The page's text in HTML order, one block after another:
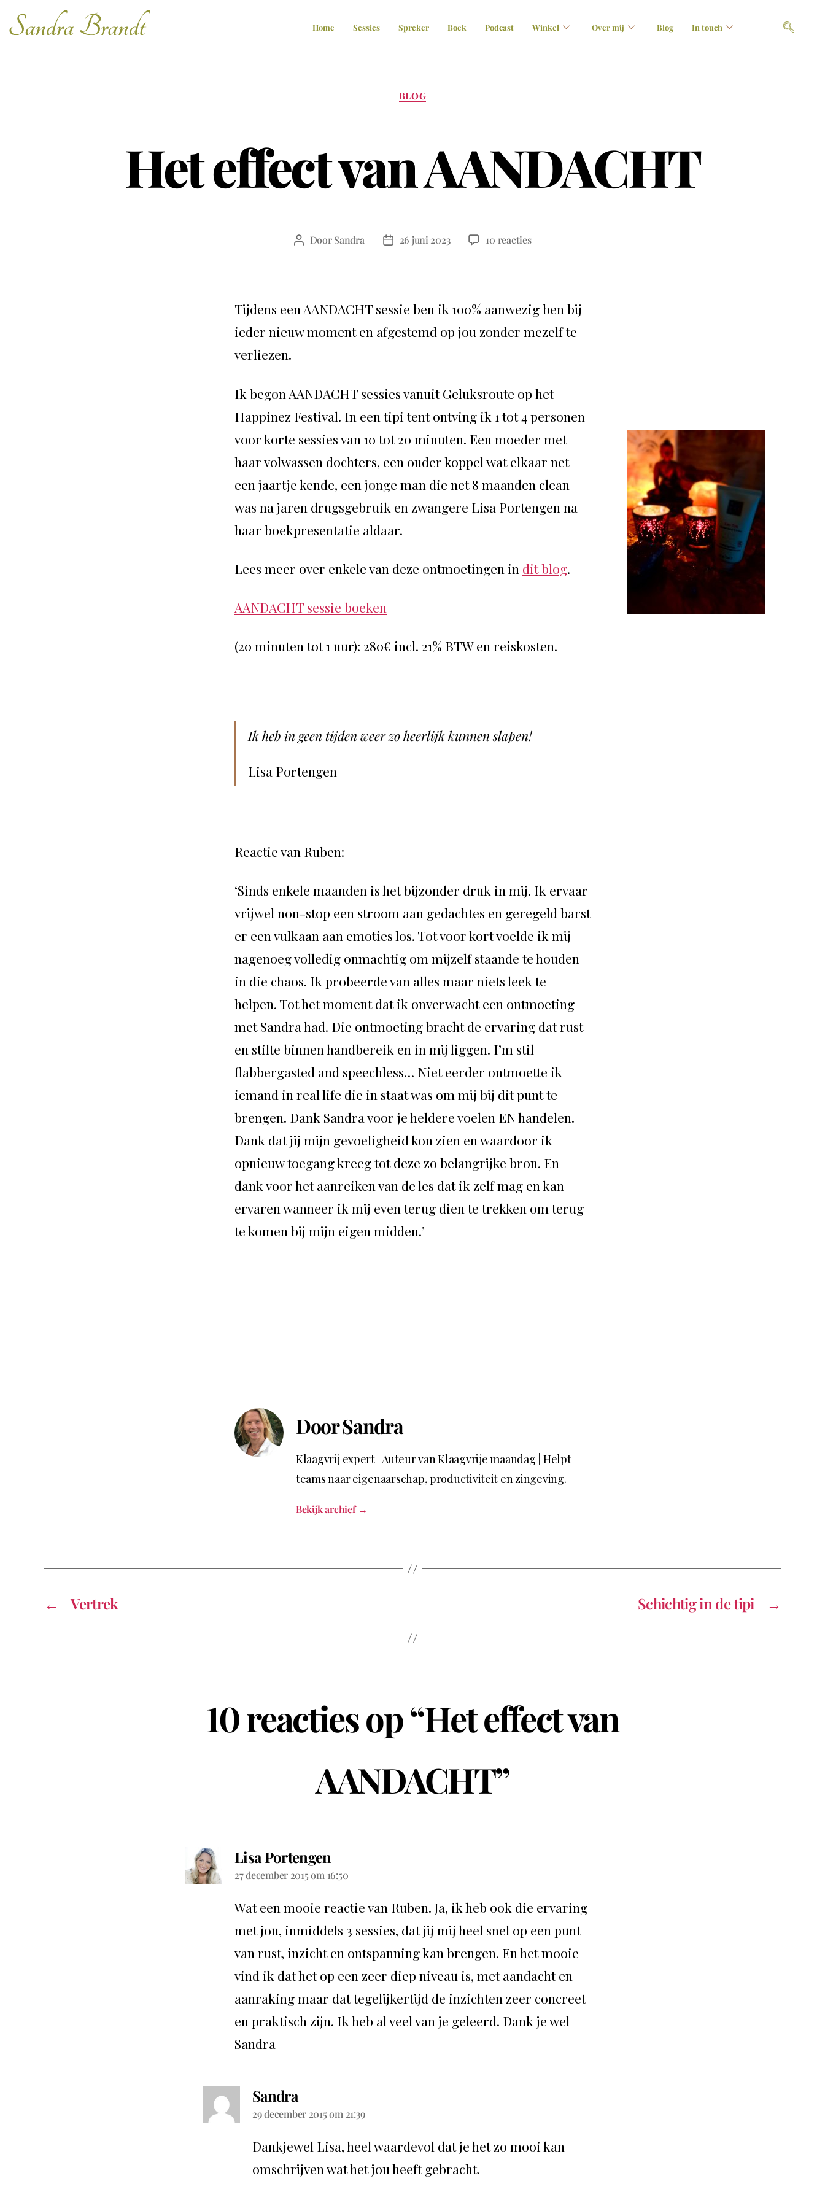
Home Sessies Spreker Boek Podcast Winkel Over mij Blog In touch
BLOG
Het effect van AANDACHT
DoorSandra 26 juni 2023 10 reacties
Tijdens een AANDACHT sessie ben ik 100% aanwezig ben bij
ieder nieuw moment en afgestemd op jou zonder mezelf te
verliezen.
Ik begon AANDACHT sessies vanuit Geluksroute op het
Happinez Festival. In een tipi tent ontving ik 1 tot 4 personen
voor korte sessies van 10 tot 20 minuten. Een moeder met
haar volwassen dochters, een ouder koppel wat elkaar net
een jaartje kende, een jonge man die net 8 maanden clean
was na jaren drugsgebruik en zwangere Lisa Portengen na
haar boekpresentatie aldaar.
Lees meer over enkele van deze ontmoetingen in dit blog.
AANDACHT sessie boeken
(20 minuten tot 1 uur): 280€ incl. 21% BTW en reiskosten.
Ik heb in geen tijden weer zo heerlijk kunnen slapen!
Lisa Portengen
Reactie van Ruben:
‘Sinds enkele maanden is het bijzonder druk in mij. Ik ervaar
vrijwel non-stop een stroom aan gedachtes en geregeld barst
er een vulkaan aan emoties los. Tot voor kort voelde ik mij
nagenoeg volledig onmachtig om mijzelf staande te houden
in die chaos. Ik probeerde van alles maar niets leek te
helpen. Tot het moment dat ik onverwacht een ontmoeting
met Sandra had. Die ontmoeting bracht de ervaring dat rust
en stilte binnen handbereik en in mij liggen. I’m stil
flabbergasted and speechless… Niet eerder ontmoette ik
iemand in real life die in staat was om mij bij dit punt te
brengen. Dank Sandra voor je heldere voelen EN handelen.
Dank dat jij mijn gevoeligheid kon zien en waardoor ik
opnieuw toegang kreeg tot deze zo belangrijke bron. En
dank voor het aanreiken van de les dat ik zelf mag en kan
ervaren wanneer ik mij even terug dien te trekken om terug
te komen bij mijn eigen midden.’
Door Sandra
Klaagvrij expert | Auteur van Klaagvrije maandag | Helpt
teams naar eigenaarschap, productiviteit en zingeving.
Bekijk archief →
← Vertrek →
Schichtig in de tipi
10 reacties op “Het effect van
AANDACHT”
Lisa Portengen
27 december 2015 om 16:50
Wat een mooie reactie van Ruben. Ja, ik heb ook die ervaring
met jou, inmiddels 3 sessies, dat jij mij heel snel op een punt
van rust, inzicht en ontspanning kan brengen. En het mooie
vind ik dat het op een zeer diep niveau is, met aandacht en
aanraking maar dat tegelijkertijd de inzichten zeer concreet
en praktisch zijn. Ik heb al veel van je geleerd. Dank je wel
Sandra
Sandra
29 december 2015 om 21:39
Dankjewel Lisa, heel waardevol dat je het zo mooi kan
omschrijven wat het jou heeft gebracht.